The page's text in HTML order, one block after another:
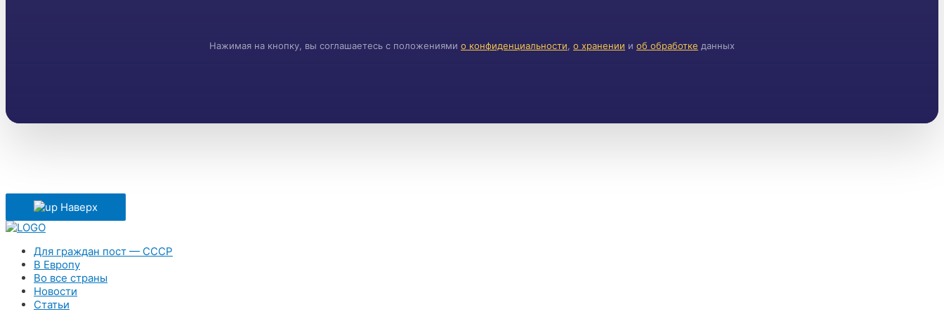
Нажимая на кнопку, вы соглашаетесь с положениями о конфиденциальности о хранении и об обработке данных
Наверх
Для граждан пост — СССР
В Европу
Во все страны
Новости
Статьи